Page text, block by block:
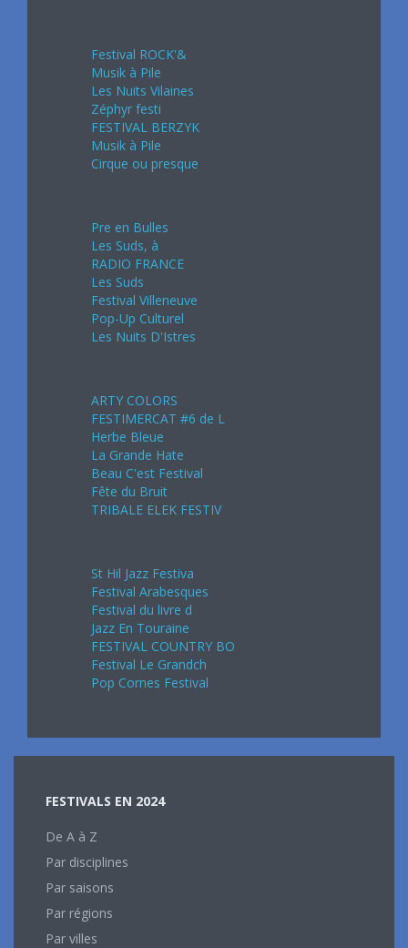
Festival ROCK'&
Musik à Pile
Les Nuits Vilaines
Zéphyr festi
FESTIVAL BERZYK
Musik à Pile
Cirque ou presque
Pre en Bulles
Les Suds, à
RADIO FRANCE
Les Suds
Festival Villeneuve
Pop-Up Culturel
Les Nuits D'Istres
ARTY COLORS
FESTIMERCAT #6 de L
Herbe Bleue
La Grande Hate
Beau C'est Festival
Fête du Bruit
TRIBALE ELEK FESTIV
St Hil Jazz Festiva
Festival Arabesques
Festival du livre d
Jazz En Touraine
FESTIVAL COUNTRY BO
Festival Le Grandch
Pop Cornes Festival
FESTIVALS EN 2024
De A à Z
Par disciplines
Par saisons
Par régions
Par villes